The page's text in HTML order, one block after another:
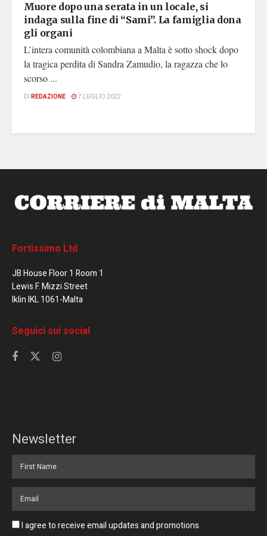
Muore dopo una serata in un locale, si
indaga sulla fine di “Sami”. La famiglia dona
gli organi
L’intera comunità colombiana a Malta è sotto shock dopo
la tragica perdita di Sandra Zamudio, la ragazza che lo
scorso ...
DI REDAZIONE 7 LUGLIO 2022
Fortissimo Ltd
JB House Floor 1 Room 1
Lewis F. Mizzi Street
Iklin IKL 1061-Malta
Seguici sui social
Newsletter
I agree to receive email updates and promotions.